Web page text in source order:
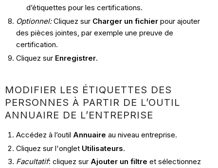
d’étiquettes pour les certifications.
Optionnel:Cliquez sur Charger un fichierpour ajouter
des pièces jointes, par exemple une preuve de
certification.
Cliquez sur Enregistrer.
MODIFIER LES ÉTIQUETTES DES
PERSONNES À PARTIR DE L’OUTIL
ANNUAIRE DE L’ENTREPRISE
Accédez à l’outil Annuaire au niveau entreprise.
Cliquez sur l'onglet Utilisateurs.
Facultatif: cliquez sur Ajouter un filtre et sélectionnez